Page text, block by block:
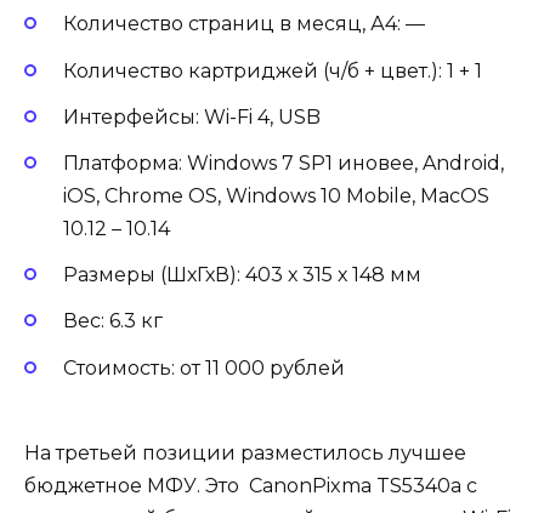
Количество страниц в месяц, А4: —
Количество картриджей (ч/б + цвет.): 1 + 1
Интерфейсы: Wi-Fi 4, USB
Платформа: Windows 7 SP1 иновее, Android,
iOS, Chrome OS, Windows 10 Mobile, MacOS
10.12 – 10.14
Размеры (ШхГхВ): 403 х 315 х 148 мм
Вес: 6.3 кг
Стоимость: от 11 000 рублей
На третьей позиции разместилось лучшее
бюджетное МФУ. Это CanonPixma TS5340a с